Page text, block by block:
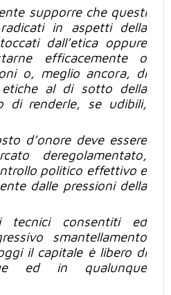
supporre che questi
in aspetti della
dall’etica oppure
efficacemente o
o, meglio ancora, di
al di sotto della
di renderle, se udibili,
d’onore deve essere
deregolamentato,
politico effettivo e
dalle pressioni della
tecnici consentiti ed
smantellamento
il capitale è libero di
ed in qualunque